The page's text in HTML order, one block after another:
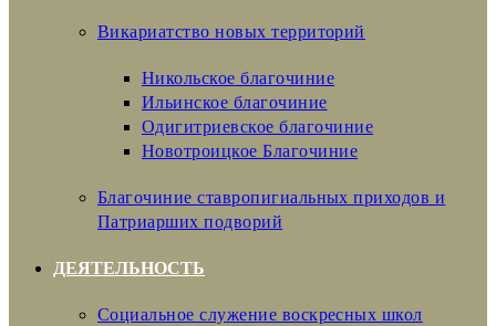
Викариатство новых территорий
Никольское благочиние
Ильинское благочиние
Одигитриевское благочиние
Новотроицкое Благочиние
Благочиние ставропигиальных приходов и
Патриарших подворий
ДЕЯТЕЛЬНОСТЬ
Социальное служение воскресных школ